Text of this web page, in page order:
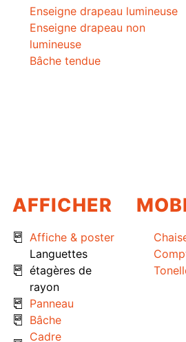
Enseigne drapeau lumineuse
Enseigne drapeau non
lumineuse
Bâche tendue
AFFICHER
Affiche & poster
Languettes
étagères de
rayon
Panneau
Bâche
Cadre